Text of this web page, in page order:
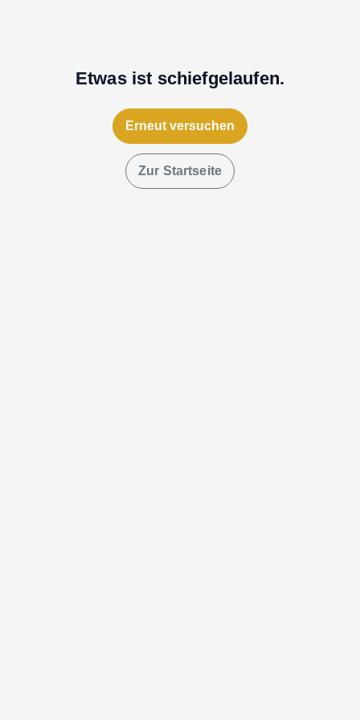
Etwas ist schiefgelaufen.
Erneut versuchen
Zur Startseite